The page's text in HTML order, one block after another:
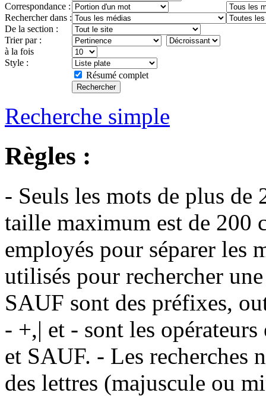
Correspondance :
Rechercher dans :
De la section :
Trier par :
à la fois
Style :
Résumé complet
Recherche simple
Règles :
- Seuls les mots de plus de
taille maximum est de 200
employés pour séparer les
utilisés pour rechercher
SAUF sont des préfixes,
- +,| et - sont les
et SAUF. - Les recherches
des lettres (majuscule ou